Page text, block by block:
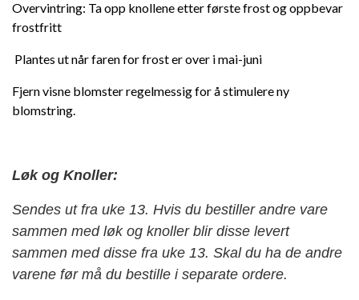
Overvintring: Ta opp knollene etter første frost og oppbevar
frostfritt
Plantes ut når faren for frost er over i mai-juni
Fjern visne blomster regelmessig for å stimulere ny
blomstring.
Løk og Knoller:
Sendes ut fra uke 13. Hvis du bestiller andre vare
sammen med løk og knoller blir disse levert
sammen med disse fra uke 13. Skal du ha de andre
varene før må du bestille i separate ordere.